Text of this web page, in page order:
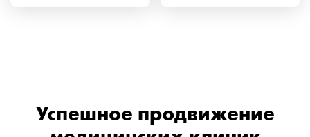
Успешное продвижение